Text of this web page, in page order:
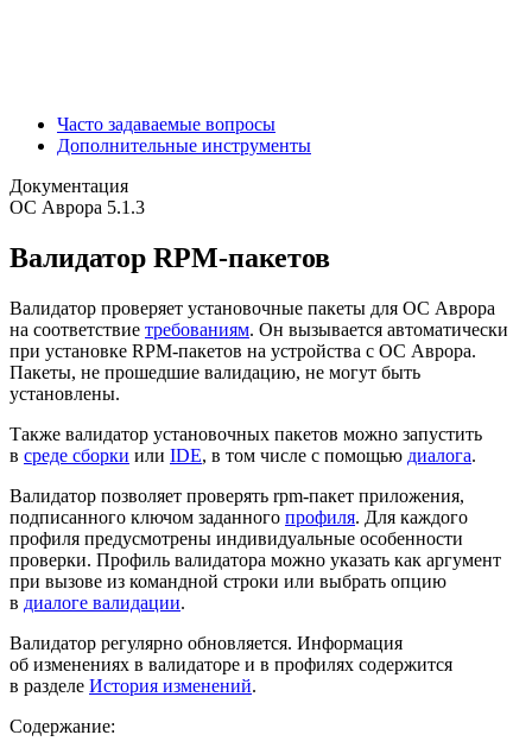
Часто задаваемые вопросы
Дополнительные инструменты
Документация
ОС Аврора 5.1.3
Валидатор RPM-пакетов
Валидатор проверяет установочные пакеты для ОС Аврора
на соответствие требованиям. Он вызывается автоматически
при установке RPM-пакетов на устройства с ОС Аврора.
Пакеты, не прошедшие валидацию, не могут быть
установлены.
Также валидатор установочных пакетов можно запустить
в среде сборки или IDE, в том числе с помощью диалога.
Валидатор позволяет проверять rpm-пакет приложения,
подписанного ключом заданного профиля. Для каждого
профиля предусмотрены индивидуальные особенности
проверки. Профиль валидатора можно указать как аргумент
при вызове из командной строки или выбрать опцию
в диалоге валидации.
Валидатор регулярно обновляется. Информация
об изменениях в валидаторе и в профилях содержится
в разделе История изменений.
Содержание: